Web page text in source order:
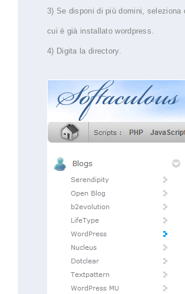
3) Se disponi di più domini, seleziona
cui è già installato wordpress.
4) Digita la directory.